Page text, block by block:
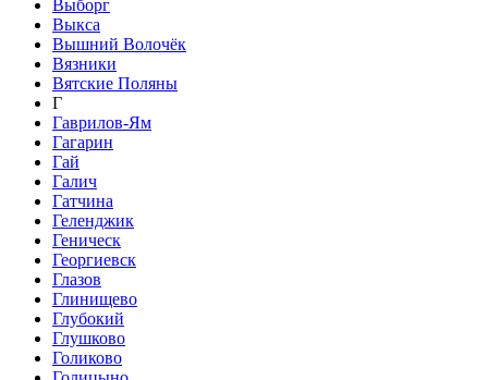
Выборг
Выкса
Вышний Волочёк
Вязники
Вятские Поляны
Г
Гаврилов-Ям
Гагарин
Гай
Галич
Гатчина
Геленджик
Геническ
Георгиевск
Глазов
Глинищево
Глубокий
Глушково
Голиково